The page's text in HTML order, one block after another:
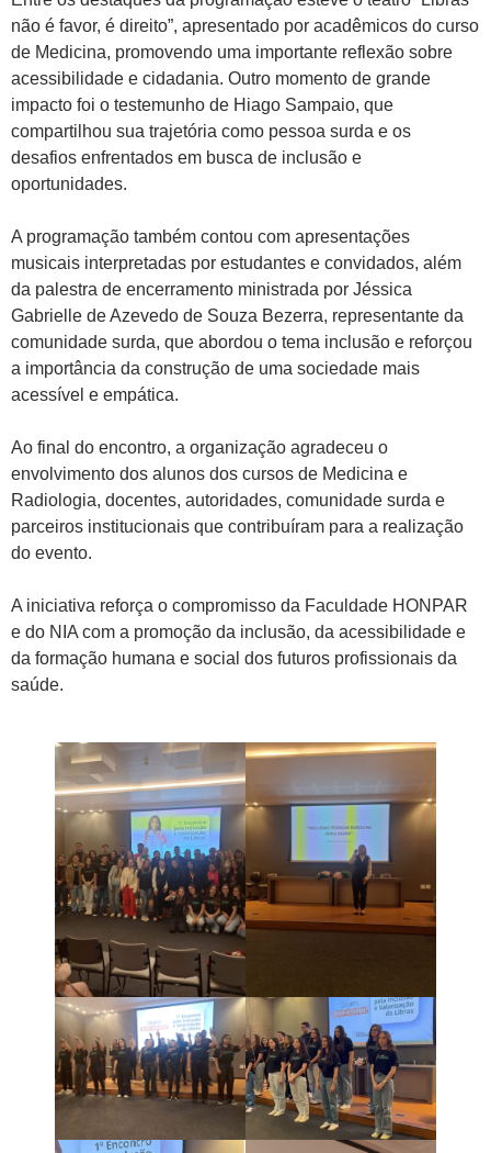
não é favor, é direito”, apresentado por acadêmicos do curso
de Medicina, promovendo uma importante reflexão sobre
acessibilidade e cidadania. Outro momento de grande
impacto foi o testemunho de Hiago Sampaio, que
compartilhou sua trajetória como pessoa surda e os
desafios enfrentados em busca de inclusão e
oportunidades.
A programação também contou com apresentações
musicais interpretadas por estudantes e convidados, além
da palestra de encerramento ministrada por Jéssica
Gabrielle de Azevedo de Souza Bezerra, representante da
comunidade surda, que abordou o tema inclusão e reforçou
a importância da construção de uma sociedade mais
acessível e empática.
Ao final do encontro, a organização agradeceu o
envolvimento dos alunos dos cursos de Medicina e
Radiologia, docentes, autoridades, comunidade surda e
parceiros institucionais que contribuíram para a realização
do evento.
A iniciativa reforça o compromisso da Faculdade HONPAR
e do NIA com a promoção da inclusão, da acessibilidade e
da formação humana e social dos futuros profissionais da
saúde.